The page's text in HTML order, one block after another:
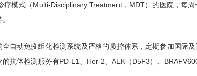
疗模式（Multi-Disciplinary Treatment，MDT）的医院，每
全自动免疫组化检测系统及严格的质控体系，定期参加国际
抗体检测服务有PD-L1、Her-2、ALK（D5F3）、